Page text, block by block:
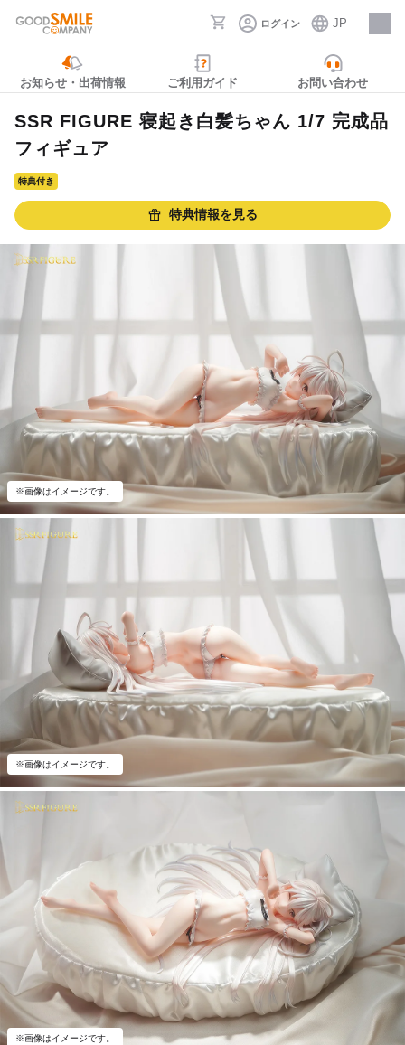
ログイン JP
採用情報
お知らせ・出荷情報 ご利用ガイド お問い合わせ
SSR FIGURE 寝起き白髪ちゃん 1/7 完成品
フィギュア
特典付き
特典情報を見る
※画像はイメージです。
※画像はイメージです。
※画像はイメージです。